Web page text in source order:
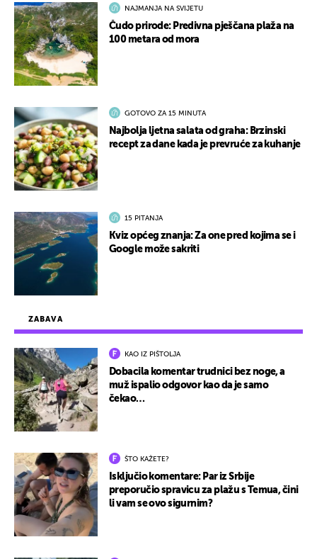
ZABAVA
KAO IZ PIŠTOLJA
Dobacila komentar trudnici bez noge, a
muž ispalio odgovor kao da je samo
čekao…
ŠTO KAŽETE?
Isključio komentare: Par iz Srbije
preporučio spravicu za plažu s Temua, čini
li vam se ovo sigurnim?
NAJMANJA NA SVIJETU
Čudo prirode: Predivna pješčana plaža na
100 metara od mora
GOTOVO ZA 15 MINUTA
Najbolja ljetna salata od graha: Brzinski
recept za dane kada je prevruće za kuhanje
15 PITANJA
Kviz općeg znanja: Za one pred kojima se i
Google može sakriti